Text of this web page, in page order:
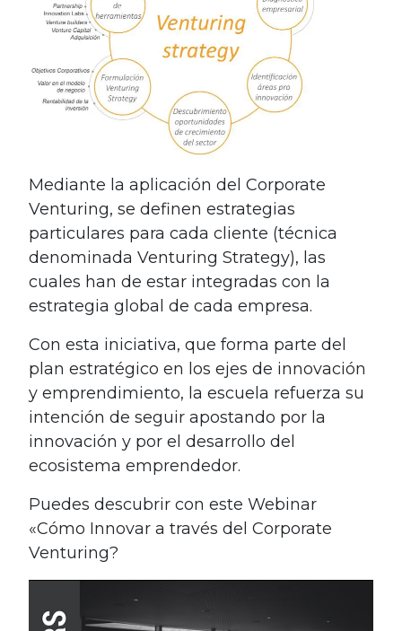
Mediante la aplicación del Corporate
Venturing, se definen estrategias
particulares para cada cliente (técnica
denominada Venturing Strategy), las
cuales han de estar integradas con la
estrategia global de cada empresa.
Con esta iniciativa, que forma parte del
plan estratégico en los ejes de innovación
y emprendimiento, la escuela refuerza su
intención de seguir apostando por la
innovación y por el desarrollo del
ecosistema emprendedor.
Puedes descubrir con este Webinar
«Cómo Innovar a través del Corporate
Venturing?